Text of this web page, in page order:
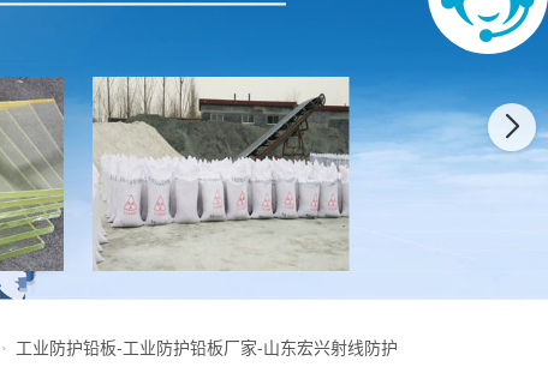
工业防护铅板-工业防护铅板厂家-山东宏兴射线防护